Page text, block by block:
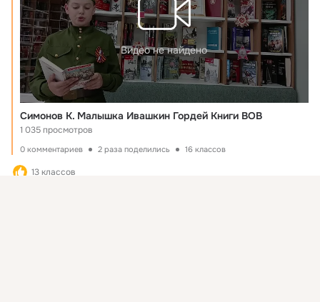
Видео не найдено
Симонов К. Малышка Ивашкин Гордей Книги ВОВ
1 035 просмотров
0 комментариев 2 раза поделились 16 классов
13 классов